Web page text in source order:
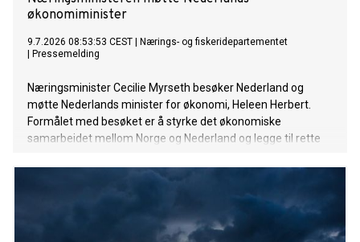
økonomiminister
9.7.2026 08:53:53 CEST
Nærings- og fiskeridepartementet
Pressemelding
Næringsminister Cecilie Myrseth besøker Nederland og
møtte Nederlands minister for økonomi, Heleen Herbert.
Formålet med besøket er å styrke det økonomiske
samarbeidet mellom Norge og Nederland og legge til rette